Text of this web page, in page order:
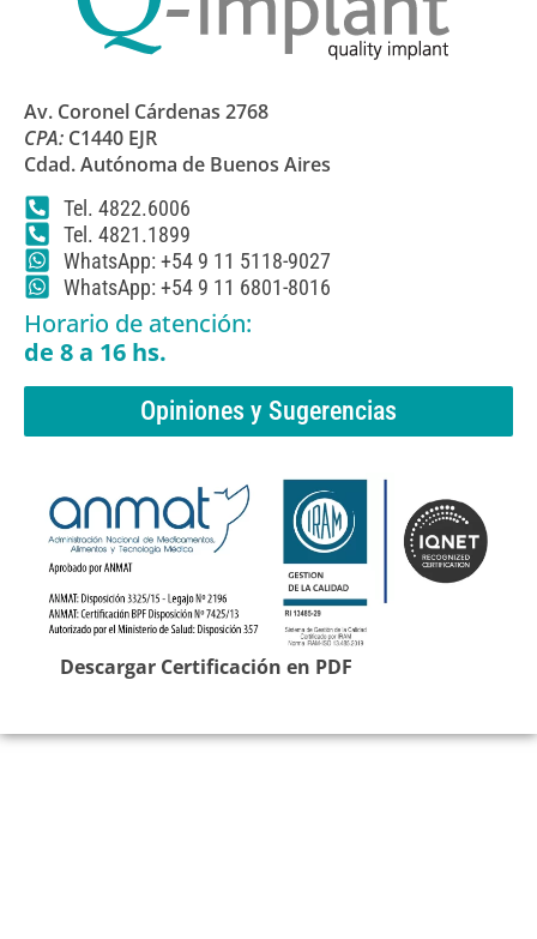
Av. Coronel Cárdenas 2768
CPA: C1440 EJR
Cdad. Autónoma de Buenos Aires
Tel. 4822.6006
Tel. 4821.1899
WhatsApp: +54 9 11 5118-9027
WhatsApp: +54 9 11 6801-8016
Horario de atención:
de 8 a 16 hs.
Opiniones y Sugerencias
Descargar Certificación en PDF